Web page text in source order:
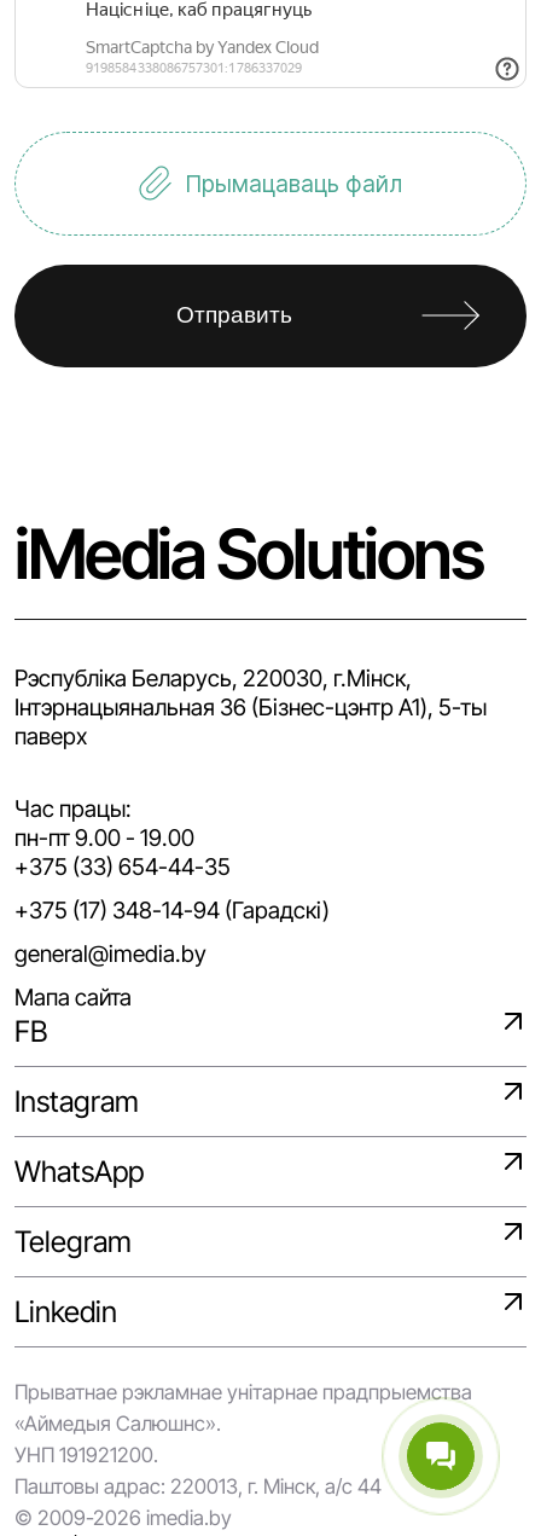
Прымацаваць файл
iMedia Solutions
Рэспубліка Беларусь, 220030, г.Мінск,
Iнтэрнацыянальная 36 (Бізнес-цэнтр A1), 5-ты
паверх
Час працы:
пн-пт 9.00 - 19.00
+375 (33) 654-44-35
+375 (17) 348-14-94 (Гарадскі)
general@imedia.by
Мапа сайта
FB
Instagram
WhatsApp
Telegram
Linkedin
Прыватнае рэкламнае унітарнае прадпрыемства
«Аймедыя Салюшнс».
УНП 191921200.
Паштовы адрас: 220013, г. Мінск, а/с 44
© 2009-2026 imedia.by